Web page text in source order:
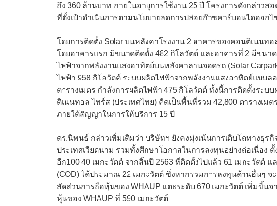
ถึง 360 ล้านบาท ภายในอายุการใช้งาน 25 ปี โครงการดังกล่าว
ที่ตั้งเป้าดำเนินการตามนโยบายลดการปล่อยก๊าซคาร์บอนไดออก
โดยการติดตั้ง Solar บนหลังคาโรงงาน 2 อาคารของคอนติเนนทอ
โดยอาคารแรก มีขนาดติดตั้ง 482 กิโลวัตต์ และอาคารที่ 2 มีขนา
ไฟฟ้าจากพลังงานแสงอาทิตย์บนหลังคาลานจอดรถ (Solar
ไฟฟ้า 958 กิโลวัตต์ ระบบผลิตไฟฟ้าจากพลังงานแสงอาทิตย์แบบล
ตารางเมตร กำลังการผลิตไฟฟ้า 475 กิโลวัตต์ ทั้งนี้การติดตั้งระ
ติเนนทอล ไทร์ส (ประเทศไทย) คิดเป็นพื้นที่รวม 42,800 ตารางเม
ภายใต้สัญญาในการให้บริการ 15 ปี
ดร.นิพนธ์ กล่าวเพิ่มเติมว่า บริษัทฯ ยังคงมุ่งเน้นการเติบโตทางธุร
ประเทศเวียดนาม รวมทั้งศึกษาโอกาสในการลงทุนอย่างต่อเนื่อง ตั้
อีก100 40 เมกะวัตต์ จากสิ้นปี 2563 ที่ติดตั้งไปแล้ว 61 เมกะวัตต์
(COD) ได้ประมาณ 22 เมกะวัตต์ ซึ่งหากรวมการลงทุนด้านอื่นๆ จ
สัดส่วนการถือหุ้นของ WHAUP แตะระดับ 670 เมกะวัตต์ เพิ่มขึ้น
หุ้นของ WHAUP ที่ 590 เมกะวัตต์